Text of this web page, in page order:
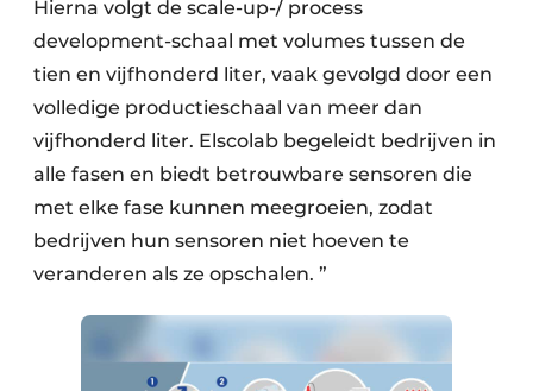
Hierna volgt de scale-up-/ process
development-schaal met volumes tussen de
tien en vijfhonderd liter, vaak gevolgd door een
volledige productieschaal van meer dan
vijfhonderd liter. Elscolab begeleidt bedrijven in
alle fasen en biedt betrouwbare sensoren die
met elke fase kunnen meegroeien, zodat
bedrijven hun sensoren niet hoeven te
veranderen als ze opschalen. ”